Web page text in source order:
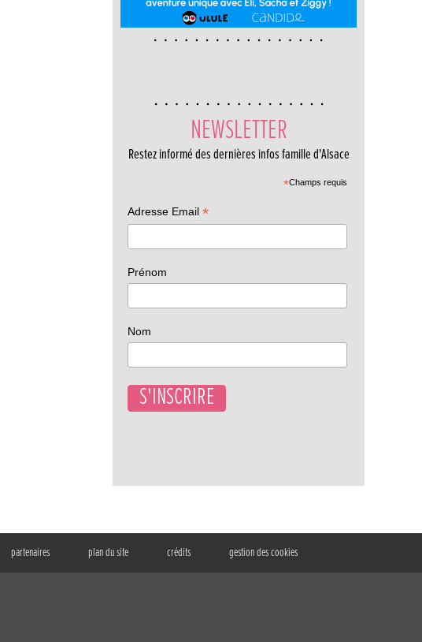
NEWSLETTER
Restez informé des dernières infos famille d'Alsace
*Champs requis
Adresse Email *
Prénom
Nom
partenaires plan du site crédits gestion des cookies